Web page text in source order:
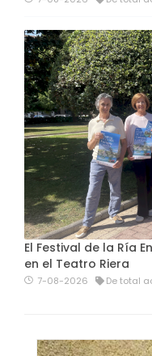
El Festival de la Ría
en el Teatro Riera
7-08-2026 De total